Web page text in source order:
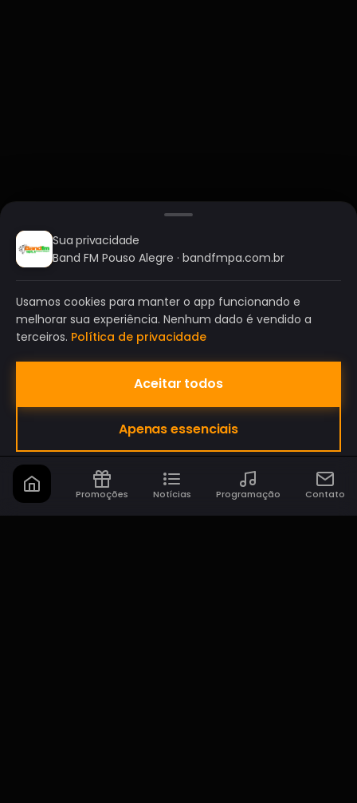
BAND FM POUSO ALEGRE
A SUA RÁDIO DO SEU JEITO!
Sua privacidade
Band FM Pouso Alegre · bandfmpa.com.br
Usamos cookies para manter o app funcionando e
melhorar sua experiência. Nenhum dado é vendido a
terceiros. Política de privacidade
Aceitar todos
Apenas essenciais
Promoções Notícias Programação Contato